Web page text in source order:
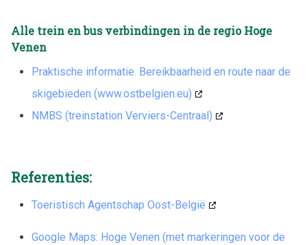
Alle trein en bus verbindingen in de regio Hoge
Venen
Praktische informatie. Bereikbaarheid en route naar de
skigebieden (www.ostbelgien.eu)
NMBS (treinstation Verviers-Centraal)
Referenties:
Toeristisch Agentschap Oost-België
Google Maps: Hoge Venen (met markeringen voor de